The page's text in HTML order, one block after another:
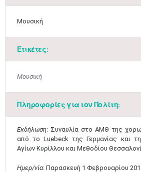
Μουσική
Ετικέτες:
Μουσική
Πληροφορίες για τον Πολίτη:
Εκδήλωση: ​Συναυλία στο ΑΜΘ της
από το Luebeck της Γερμανίας και
Αγίων Κυρίλλου και Μεθοδίου
Ημερ/νία: Παρασκευή 1 Φεβρουαρίου